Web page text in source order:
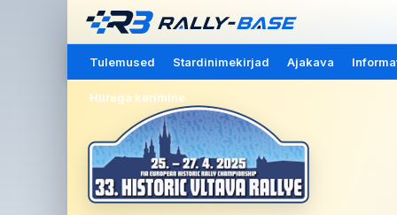
Tulemused Stardinimekirjad Ajakava
Hiirega kerimine